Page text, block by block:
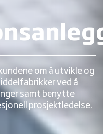
om å utvikle og
ved å
samt benytte
prosjektledelse.